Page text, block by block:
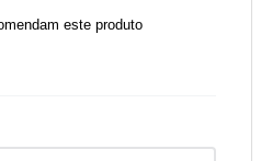
este produto